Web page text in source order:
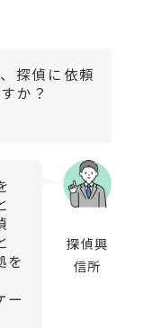
探偵に依頼
か？
探偵興
信所
を
ー